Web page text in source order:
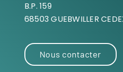
B.P. 159
68503 GUEBWILLER
Nous contacter